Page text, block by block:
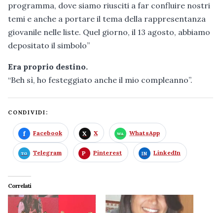
programma, dove siamo riusciti a far confluire nostri
temi e anche a portare il tema della rappresentanza
giovanile nelle liste. Quel giorno, il 13 agosto, abbiamo
depositato il simbolo”
Era proprio destino.
“Beh sì, ho festeggiato anche il mio compleanno”.
CONDIVIDI:
Facebook X WhatsApp
Telegram Pinterest LinkedIn
Correlati